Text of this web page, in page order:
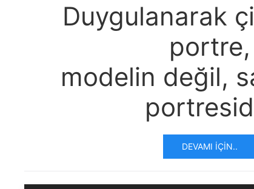
Duygulanarak
portre,
modelin değil,
DEVAMI İÇIN..